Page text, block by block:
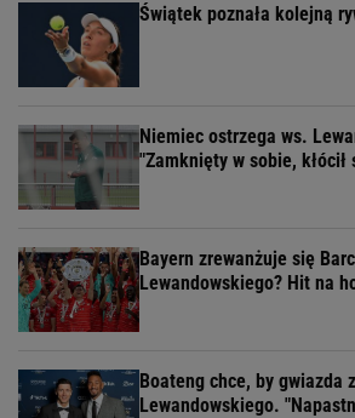
Świątek poznała kolejną
Niemiec ostrzega ws.
"Zamknięty w sobie,
Bayern zrewanżuje się
Lewandowskiego? Hit na
Boateng chce, by gwiazda
Lewandowskiego.